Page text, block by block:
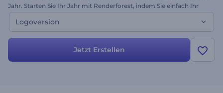
Jahr. Starten Sie Ihr Jahr mit Renderforest, indem Sie einfach Ihr
Logo hochladen, Ihre Wünsche schreiben und Ihre Musik
hinzufügen. Testen Sie die Vorlage noch heute und erstaunen Sie
Logoversion
Jetzt Erstellen